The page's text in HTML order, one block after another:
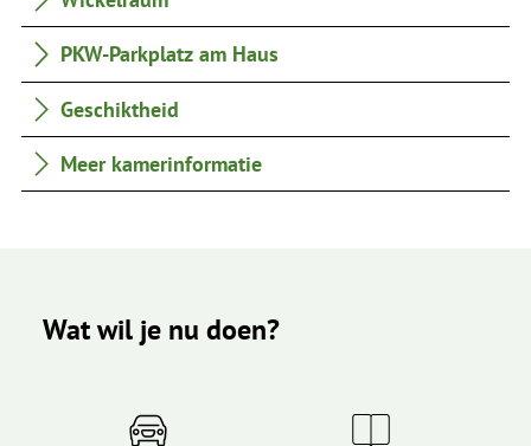
PKW-Parkplatz am Haus
Geschiktheid
Meer kamerinformatie
Wat wil je nu doen?